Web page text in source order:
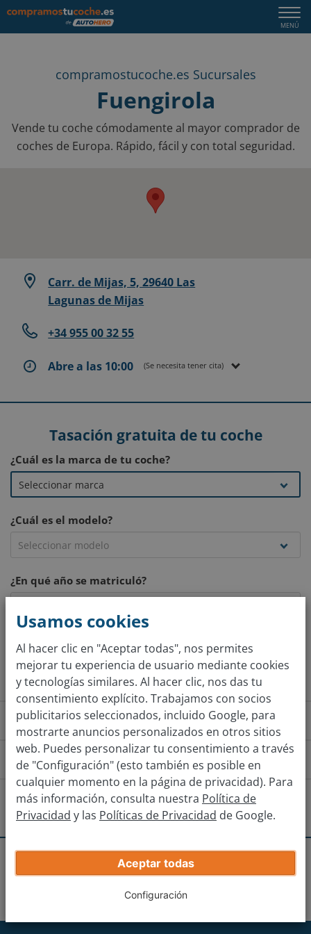
MENÚ
compramostucoche.es Sucursales
Fuengirola
Vende tu coche cómodamente al mayor comprador de
coches de Europa. Rápido, fácil y con total seguridad.
Carr. de Mijas, 5, 29640 Las
Lagunas de Mijas
+34 955 00 32 55
Abre a las 10:00 (Se necesita tener cita)
Tasación gratuita de tu coche
¿Cuál es la marca de tu coche?
¿Cuál es el modelo?
¿En qué año se matriculó?
Obtener tasación
¿Cómo funciona?
Recibe tu oferta real
Introduce los datos de tu coche.
¿Cómo llego a la sucursal?
Fuengirola Torremolinos
200m, en la próxima salida deberás desviarte en
dirección C. Miguel Bueno.
Sigue recto por C. Miguel Bueno durante 450m y en la
continuar por Av. Alcalde Clemente.
¿Hay otras sucursales cerca?
Málaga - El Viso
Las Lagunas de Mijas
Usamos cookies
Al hacer clic en "Aceptar todas", nos permites
mejorar tu experiencia de usuario mediante cookies
y tecnologías similares. Al hacer clic, nos das tu
consentimiento explícito. Trabajamos con socios
publicitarios seleccionados, incluido Google, para
mostrarte anuncios personalizados en otros sitios
web. Puedes personalizar tu consentimiento a través
de "Configuración" (esto también es posible en
cualquier momento en la página de privacidad). Para
más información, consulta nuestra Política de
Privacidad y las Políticas de Privacidad de Google.
Aceptar todas
Configuración